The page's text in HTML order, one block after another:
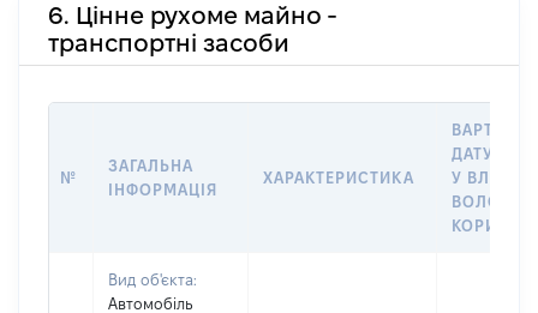
6. Цінне рухоме майно -
транспортні засоби
№
ЗАГАЛЬНА
ІНФОРМАЦІЯ
ХАРАКТЕРИСТИКА
ВАРТІСТЬ
ДАТУ
У
Вид об'єкта:
Автомобіль